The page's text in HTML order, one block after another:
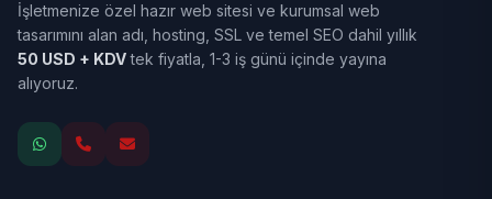
İşletmenize özel hazır web sitesi ve kurumsal web
tasarımını alan adı, hosting, SSL ve temel SEO dahil yıllık
50 USD + KDVtek fiyatla, 1-3 iş günü içinde yayına
alıyoruz.